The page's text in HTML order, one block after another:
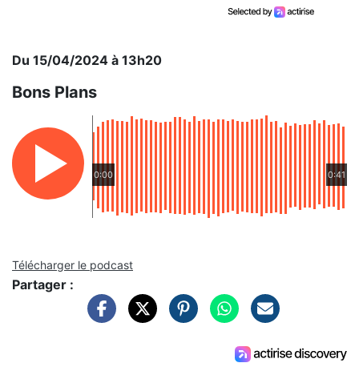
Du 15/04/2024 à 13h20
Bons Plans
0:00 0:41
Télécharger le podcast
Partager :